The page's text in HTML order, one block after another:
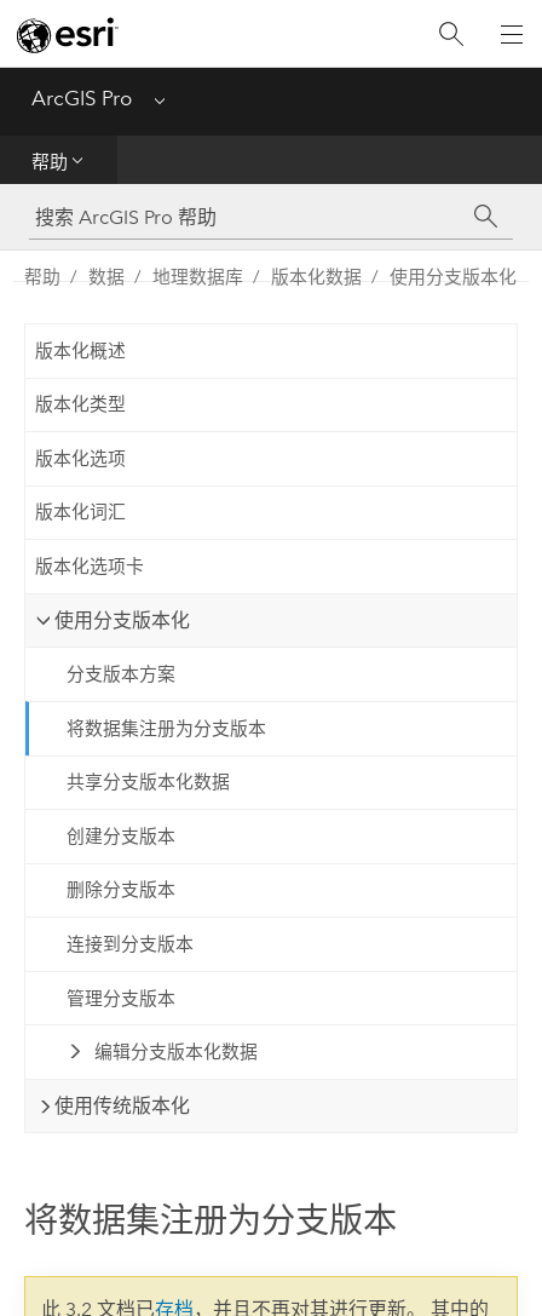
ArcGIS Pro Menu
帮助
工具参考
Python
帮助 数据 地理数据库 版本化数据 使用分支版本化
版本化概述
版本化类型
版本化选项
版本化词汇
版本化选项卡
使用分支版本化
分支版本方案
将数据集注册为分支版本
共享分支版本化数据
创建分支版本
删除分支版本
连接到分支版本
管理分支版本
编辑分支版本化数据
使用传统版本化
将数据集注册为分支版本
此 3.2 文档已存档，并且不再对其进行更新。 其中的